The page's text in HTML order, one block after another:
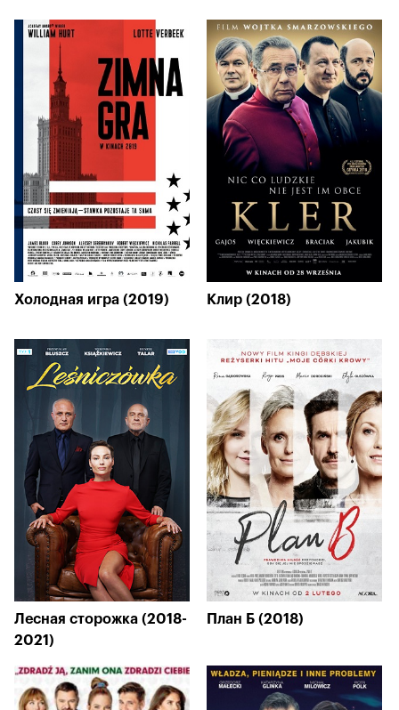
Холодная игра (2019) Клир (2018)
Лесная сторожка (2018-
2021)
План Б (2018)